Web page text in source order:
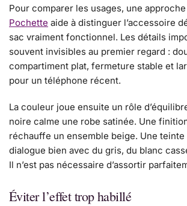
Pour comparer les usages, une
Pochette aide à distinguer l’accessoire
sac vraiment fonctionnel. Les détails
souvent invisibles au premier regard :
compartiment plat, fermeture stable et
pour un téléphone récent.
La couleur joue ensuite un rôle
noire calme une robe satinée. Une
réchauffe un ensemble beige. Une teinte
dialogue bien avec du gris, du blanc
Il n’est pas nécessaire d’assortir
Éviter l’effet trop habillé